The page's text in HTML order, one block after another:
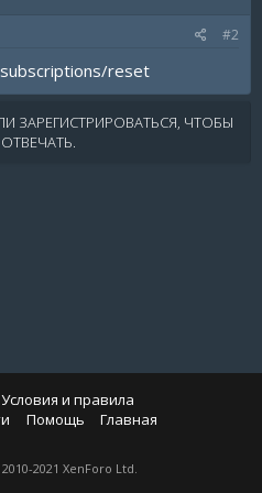
#2
reset
ЗАРЕГИСТРИРОВАТЬСЯ, ЧТОБЫ
Условия и правила
Помощь
Главная
2021 XenForo Ltd.